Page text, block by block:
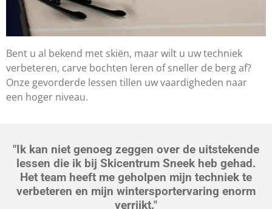
Bent u al bekend met skiën, maar wilt u uw techniek
verbeteren, carve bochten leren of sneller de berg af?
Onze gevorderde lessen tillen uw vaardigheden naar
een hoger niveau.
"Ik kan niet genoeg zeggen over de uitstekende
lessen die ik bij Skicentrum Sneek heb gehad.
Het team heeft me geholpen mijn techniek te
verbeteren en mijn wintersportervaring enorm
verrijkt."